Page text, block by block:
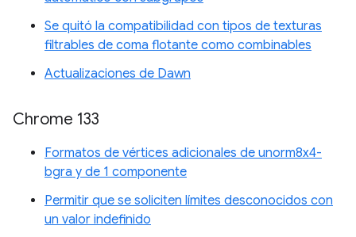
Se quitó la compatibilidad con tipos de texturas
filtrables de coma flotante como combinables
Actualizaciones de Dawn
Chrome 133
Formatos de vértices adicionales de unorm8x4-
bgra y de 1 componente
Permitir que se soliciten límites desconocidos con
un valor indefinido